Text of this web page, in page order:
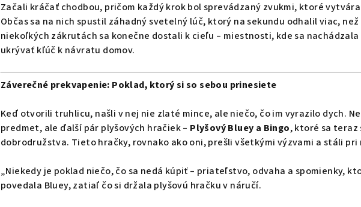
Začali kráčať chodbou, pričom každý krok bol sprevádzaný zvukmi, ktoré
Občas sa na nich spustil záhadný svetelný lúč, ktorý na sekundu odhalil viac,
niekoľkých zákrutách sa konečne dostali k cieľu – miestnosti, kde sa
ukrývať kľúč k návratu domov.
Záverečné prekvapenie: Poklad, ktorý si so sebou prinesiete
Keď otvorili truhlicu, našli v nej nie zlaté mince, ale niečo, čo im vyrazilo dych.
predmet, ale ďalší pár plyšových hračiek – Plyšový Bluey a Bingo, ktoré sa teraz
dobrodružstva. Tieto hračky, rovnako ako oni, prešli všetkými výzvami a stáli pri
„Niekedy je poklad niečo, čo sa nedá kúpiť – priateľstvo, odvaha a spomienky,
povedala Bluey, zatiaľ čo si držala plyšovú hračku v náručí.